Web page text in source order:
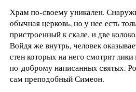
Храм по-своему уникален.
обычная церковь, но у нее есть
пристроенный к скале, и две
Войдя же внутрь, человек
стен которых на него смотрят
по-доброму написанных святых.
сам преподобный Симеон.